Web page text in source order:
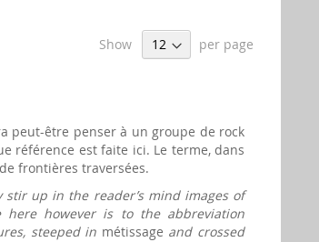
Show per page
peut-être penser à un groupe de rock
référence est faite ici. Le terme, dans
frontières traversées.
stir up in the reader’s mind images of
here however is to the abbreviation
steeped in métissage and crossed